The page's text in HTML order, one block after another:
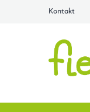
Kontakt